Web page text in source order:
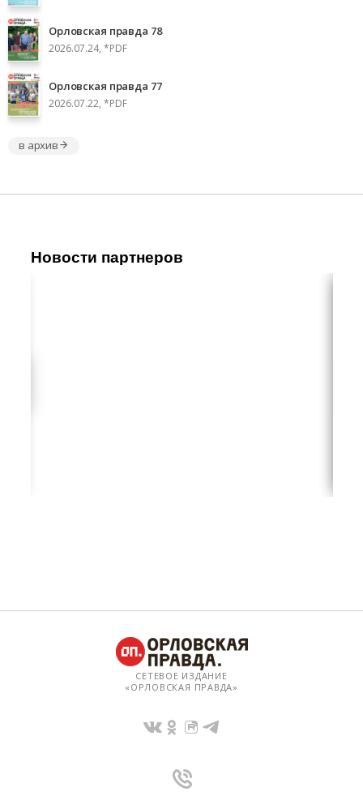
Орловская правда 78
2026.07.24, *PDF
Орловская правда 77
2026.07.22, *PDF
в архив
Новости партнеров
СЕТЕВОЕ ИЗДАНИЕ
«ОРЛОВСКАЯ ПРАВДА»